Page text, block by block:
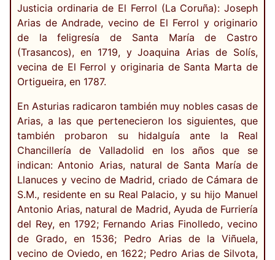
Justicia ordinaria de El Ferrol (La Coruña): Joseph
Arias de Andrade, vecino de El Ferrol y originario
de la feligresía de Santa María de Castro
(Trasancos), en 1719, y Joaquina Arias de Solís,
vecina de El Ferrol y originaria de Santa Marta de
Ortigueira, en 1787.
En Asturias radicaron también muy nobles casas de
Arias, a las que pertenecieron los siguientes, que
también probaron su hidalguía ante la Real
Chancillería de Valladolid en los años que se
indican: Antonio Arias, natural de Santa María de
Llanuces y vecino de Madrid, criado de Cámara de
S.M., residente en su Real Palacio, y su hijo Manuel
Antonio Arias, natural de Madrid, Ayuda de Furriería
del Rey, en 1792; Fernando Arias Finolledo, vecino
de Grado, en 1536; Pedro Arias de la Viñuela,
vecino de Oviedo, en 1622; Pedro Arias de Silvota,